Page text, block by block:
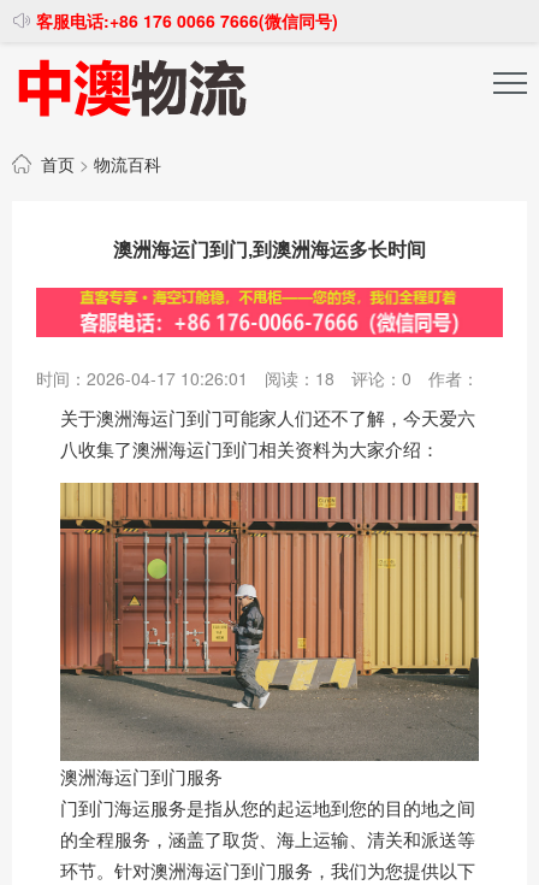
客服电话:+86 176 0066 7666(微信同号)
首页 > 物流百科
澳洲海运门到门,到澳洲海运多长时间
时间：2026-04-17 10:26:01 阅读： 18 评论： 0 作者：
关于澳洲海运门到门可能家人们还不了解，今天爱六
八收集了澳洲海运门到门相关资料为大家介绍：
澳洲海运门到门服务
门到门海运服务是指从您的起运地到您的目的地之间
的全程服务，涵盖了取货、海上运输、清关和派送等
环节。针对澳洲海运门到门服务，我们为您提供以下